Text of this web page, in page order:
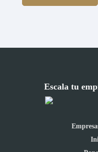
Escala tu